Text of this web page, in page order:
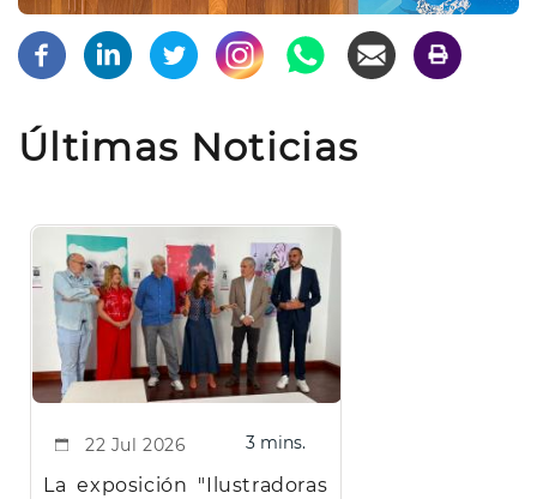
Últimas Noticias
22 Jul 2026 3 mins.
La exposición "Ilustradoras